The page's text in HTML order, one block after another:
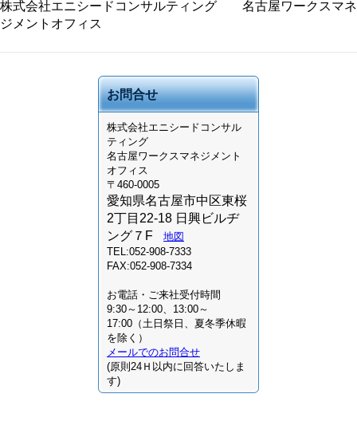
株式会社エニシードコンサルティング 名古屋ワークスマネ
ジメントオフィス
お問合せ
株式会社エニシードコンサル
ティング
名古屋ワークスマネジメント
オフィス
〒460-0005
愛知県名古屋市中区東桜
2丁目22-18 日興ビルヂ
ング７F
地図
TEL:052-908-7333
FAX:052-908-7334
お電話・ご来社受付時間
9:30～12:00、13:00～
17:00（土日祭日、夏冬季休暇
を除く）
メールでのお問合せ
(原則24Ｈ以内に回答いたしま
す)